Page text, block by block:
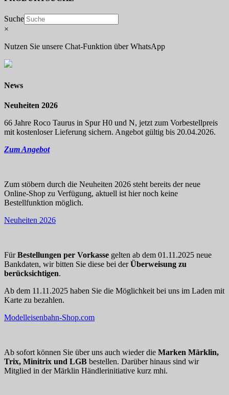
Suche
×
Nutzen Sie unsere Chat-Funktion über WhatsApp
News
Neuheiten 2026
66 Jahre Roco Taurus in Spur H0 und N, jetzt zum Vorbestellpreis
mit kostenloser Lieferung sichern. Angebot gültig bis 20.04.2026.
Zum Angebot
Zum stöbern durch die Neuheiten 2026 steht bereits der neue
Online-Shop zu Verfügung, aktuell ist hier noch keine
Bestellfunktion möglich.
Neuheiten 2026
FürBestellungen per Vorkasse gelten ab dem 01.11.2025 neue
Bankdaten, wir bitten Sie diese bei derÜberweisung zu
berücksichtigen.
Ab dem 11.11.2025 haben Sie die Möglichkeit bei uns im Laden mit
Karte zu bezahlen.
Modelleisenbahn-Shop.com
Ab sofort können Sie über uns auch wieder die Marken Märklin,
Trix, Minitrix und LGB bestellen. Darüber hinaus sind wir
Mitglied in der Märklin Händlerinitiative kurz mhi.